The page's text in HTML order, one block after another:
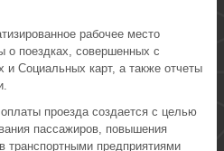
рабочее место
о поездках, совершенных с
и Социальных карт, а также отчеты
проезда создается с целью
пассажиров, повышения
транспортными предприятиями